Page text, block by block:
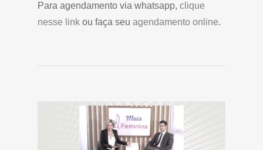
Para agendamento via whatsapp, clique
nesse link ou faça seu agendamento online.